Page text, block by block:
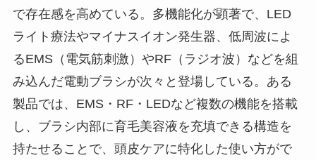
で存在感を高めている。多機能化が顕著で、LED
ライト療法やマイナスイオン発生器、低周波によ
るEMS（電気筋刺激）やRF（ラジオ波）などを組
み込んだ電動ブラシが次々と登場している。ある
製品では、EMS・RF・LEDなど複数の機能を搭載
し、ブラシ内部に育毛美容液を充填できる構造を
持たせることで、頭皮ケアに特化した使い方がで